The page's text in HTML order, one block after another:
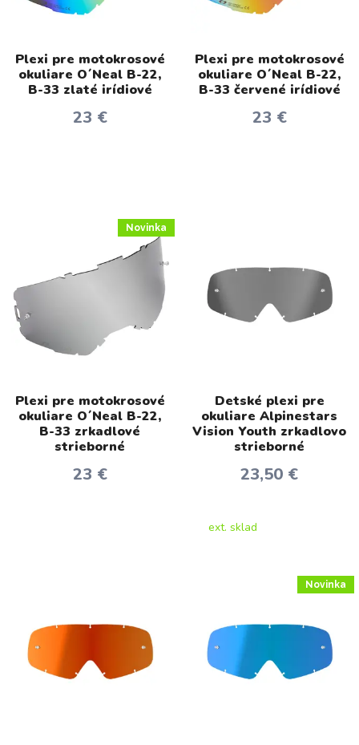
Plexi pre motokrosové
okuliare O´Neal B-22,
B-33 zlaté irídiové
23 €
Plexi pre motokrosové
okuliare O´Neal B-22,
B-33 červené irídiové
23 €
Novinka
Plexi pre motokrosové
okuliare O´Neal B-22,
B-33 zrkadlové
strieborné
23 €
Detské plexi pre
okuliare Alpinestars
Vision Youth zrkadlovo
strieborné
23,50 €
ext. sklad
Novinka